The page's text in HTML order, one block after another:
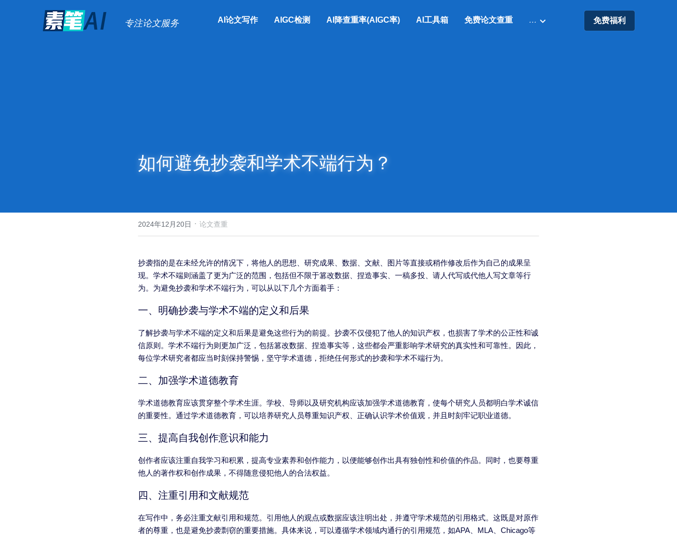
专注论文服务 AI论文写作 AIGC检测 AI降查重率(AIGC率) AI工具箱 免费论文查重 … 免费福利
如何避免抄袭和学术不端行为？
2024年12月20日 · 论文查重
抄袭指的是在未经允许的情况下，将他人的思想、研究成果、数据、文献、图片等直接或稍作修改后作为自己的成果呈
现。学术不端则涵盖了更为广泛的范围，包括但不限于篡改数据、捏造事实、一稿多投、请人代写或代他人写文章等行
为。为避免抄袭和学术不端行为，可以从以下几个方面着手：
一、明确抄袭与学术不端的定义和后果
了解抄袭与学术不端的定义和后果是避免这些行为的前提。抄袭不仅侵犯了他人的知识产权，也损害了学术的公正性和诚
信原则。学术不端行为则更加广泛，包括篡改数据、捏造事实等，这些都会严重影响学术研究的真实性和可靠性。因此，
每位学术研究者都应当时刻保持警惕，坚守学术道德，拒绝任何形式的抄袭和学术不端行为。
二、加强学术道德教育
学术道德教育应该贯穿整个学术生涯。学校、导师以及研究机构应该加强学术道德教育，使每个研究人员都明白学术诚信
的重要性。通过学术道德教育，可以培养研究人员尊重知识产权、正确认识学术价值观，并且时刻牢记职业道德。
三、提高自我创作意识和能力
创作者应该注重自我学习和积累，提高专业素养和创作能力，以便能够创作出具有独创性和价值的作品。同时，也要尊重
他人的著作权和创作成果，不得随意侵犯他人的合法权益。
四、注重引用和文献规范
在写作中，务必注重文献引用和规范。引用他人的观点或数据应该注明出处，并遵守学术规范的引用格式。这既是对原作
者的尊重，也是避免抄袭剽窃的重要措施。具体来说，可以遵循学术领域内通行的引用规范，如APA、MLA、Chicago等